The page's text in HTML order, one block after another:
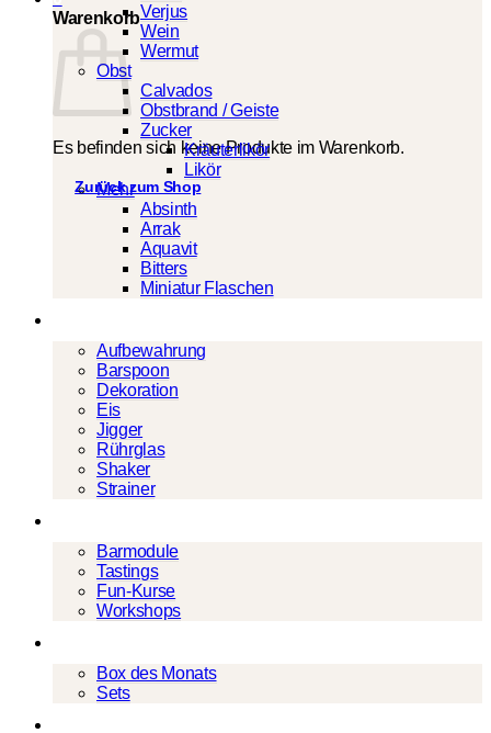
Warenkorb
Es befinden sich keine Produkte im Warenkorb.
Zurück zum Shop
Verjus
Wein
Wermut
Obst
Calvados
Obstbrand / Geiste
Zucker
Kräuterlikör
Likör
Mehr
Absinth
Arrak
Aquavit
Bitters
Miniatur Flaschen
Aufbewahrung
Barspoon
Dekoration
Eis
Jigger
Rührglas
Shaker
Strainer
Barmodule
Tastings
Fun-Kurse
Workshops
Box des Monats
Sets